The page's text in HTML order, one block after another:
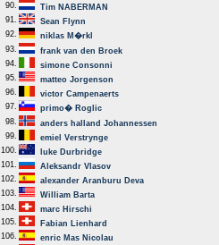
90.
Tim NABERMAN
91.
Sean Flynn
92.
niklas M�rkl
93.
frank van den Broek
94.
simone Consonni
95.
matteo Jorgenson
96.
victor Campenaerts
97.
primo� Roglic
98.
anders halland Johannessen
99.
emiel Verstrynge
100.
luke Durbridge
101.
Aleksandr Vlasov
102.
alexander Aranburu Deva
103.
William Barta
104.
marc Hirschi
105.
Fabian Lienhard
106.
enric Mas Nicolau